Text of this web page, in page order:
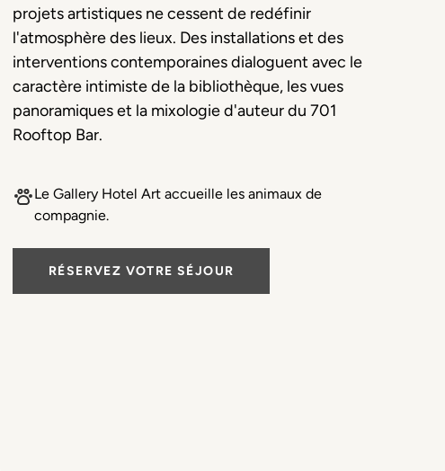
projets artistiques ne cessent de redéfinir
l'atmosphère des lieux. Des installations et des
interventions contemporaines dialoguent avec le
caractère intimiste de la bibliothèque, les vues
panoramiques et la mixologie d'auteur du 701
Rooftop Bar.
Le Gallery Hotel Art accueille les animaux de
compagnie.
RÉSERVEZ VOTRE SÉJOUR